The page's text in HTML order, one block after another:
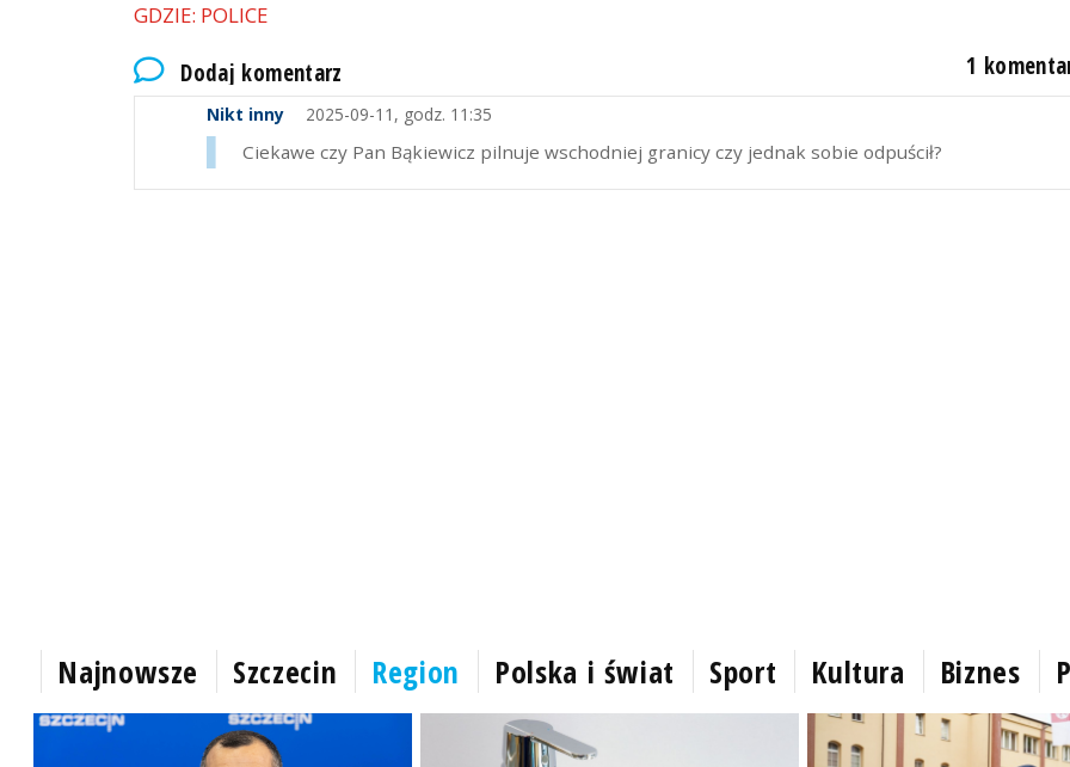
GDZIE: POLICE
Dodaj komentarz 1
Nikt inny 2025-09-11, godz. 11:35
Ciekawe czy Pan Bąkiewicz pilnuje wschodniej granicy czy jednak sobie odpuścił?
Najnowsze Szczecin Region Polska i świat Sport Kultura Biznes